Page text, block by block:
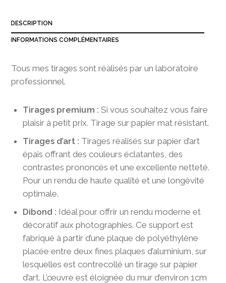
0
0
DESCRIPTION
INFORMATIONS COMPLÉMENTAIRES
Tous mes tirages sont réalisés par un laboratoire
professionnel.
Tirages premium : Si vous souhaitez vous faire
plaisir à petit prix. Tirage sur papier mat résistant.
Tirages d’art : Tirages réalisés sur papier d’art
épais offrant des couleurs éclatantes, des
contrastes prononcés et une excellente netteté.
Pour un rendu de haute qualité et une longévité
optimale.
Dibond : Idéal pour offrir un rendu moderne et
décoratif aux photographies. Ce support est
fabriqué à partir d’une plaque de polyéthylène
placée entre deux fines plaques d’aluminium, sur
lesquelles est contrecollé un tirage sur papier
d’art. L’œuvre est éloignée du mur d’environ 1cm